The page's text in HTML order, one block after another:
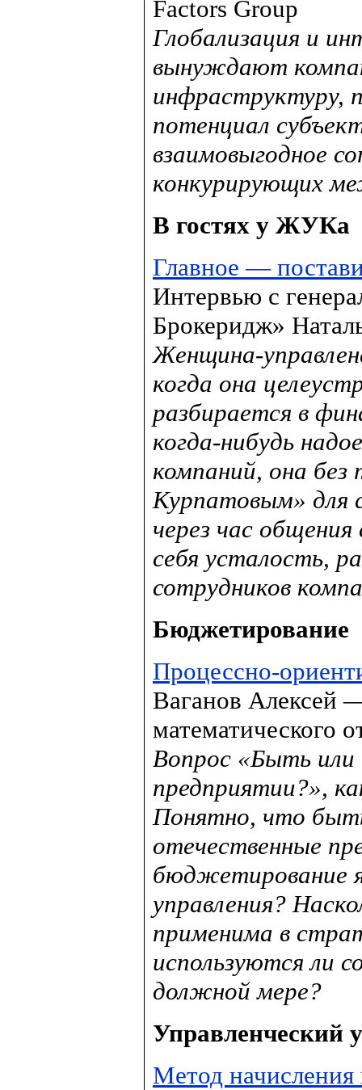
Factors Group
Глобализация и
вынуждают
инфраструктуру,
потенциал
взаимовыгодное
конкурирующих
В гостях у ЖУКа
Главное —
Интервью с
Брокеридж»
Женщина-
когда она
разбирается в
когда-нибудь
компаний, она
Курпатовым» для
через час
себя усталость,
сотрудников
Бюджетирование
Процессно-
Ваганов Алексей
математического
Вопрос «Быть
предприятии?»,
Понятно, что
отечественные
бюджетирование
управления?
применима в
используются ли
должной мере?
Управленческий
Метод